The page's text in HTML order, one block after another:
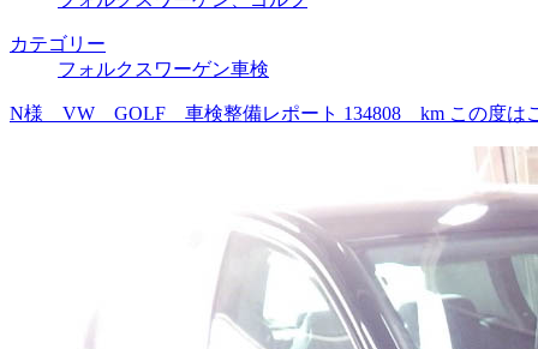
カテゴリー
フォルクスワーゲン車検
N様 VW GOLF 車検整備レポート 134808 km この度はご